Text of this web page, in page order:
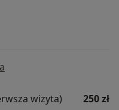
wizyta)
250 zł